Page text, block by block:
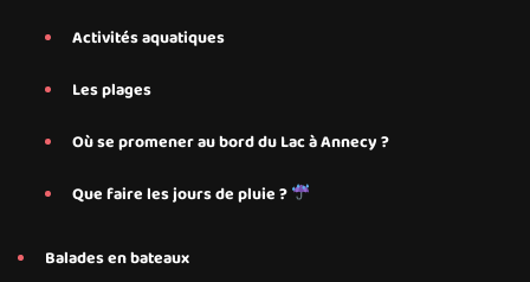
Activités aquatiques
Les plages
Où se promener au bord du Lac à Annecy ?
Que faire les jours de pluie ?
Balades en bateaux